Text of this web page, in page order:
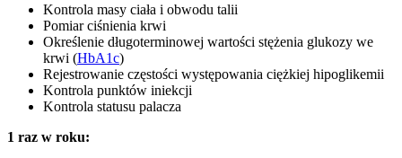
Kontrola masy ciała i obwodu talii
Pomiar ciśnienia krwi
Określenie długoterminowej wartości stężenia glukozy we
krwi (HbA1c)
Rejestrowanie częstości występowania ciężkiej hipoglikemii
Kontrola punktów iniekcji
Kontrola statusu palacza
1 raz w roku: